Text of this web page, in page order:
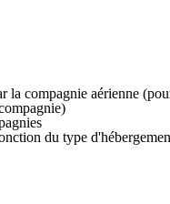
la compagnie aérienne
du type